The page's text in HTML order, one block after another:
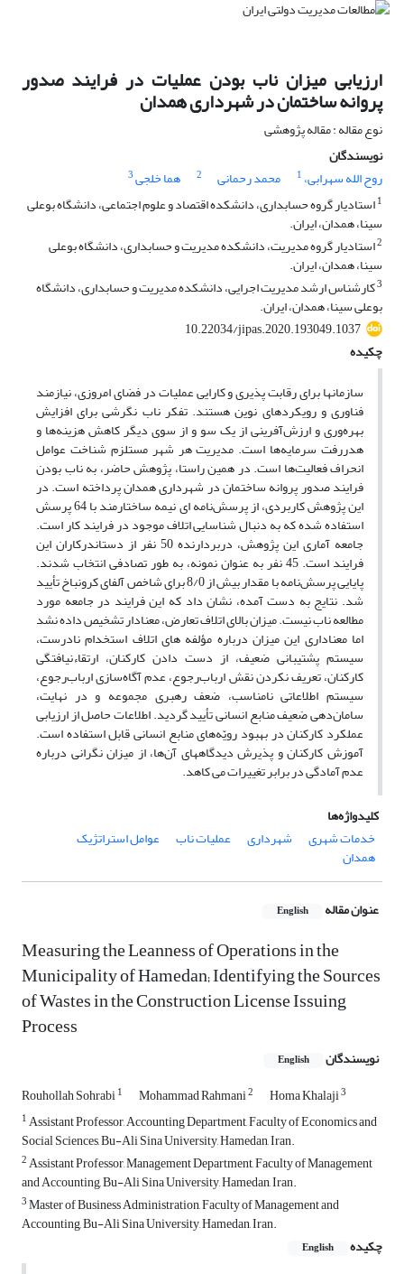
ارزیابی میزان ناب بودن عملیات در فرایند صدور
پروانه ساختمان در شهرداری همدان
نوع مقاله : مقاله پژوهشی
نویسندگان
روح الله سهرابی، 1 محمد رحمانی 2 هما خلجی3
1استادیار گروه حسابداری، دانشکده اقتصاد و علوم اجتماعی، دانشگاه بوعلی
سینا، همدان، ایران.
2استادیار گروه مدیریت، دانشکده مدیریت و حسابداری، دانشگاه بوعلی
سینا، همدان، ایران.
3کارشناس ارشد مدیریت اجرایی، دانشکده مدیریت و حسابداری، دانشگاه
بوعلی سینا، همدان، ایران.
10.22034/jipas.2020.193049.1037
چکیده
سازمان­ها برای رقابت­ پذیری و کارایی عملیات در فضای امروزی، نیازمند
فناوری و رویکردهای نوین هستند. تفکر ناب نگرشی برای افزایش
بهره‌وری و ارزش‌آفرینی از یک سو و از سوی دیگر کاهش هزینه‌ها و
هدررفت سرمایه‌ها است. مدیریت هر شهر مستلزم شناخت عوامل
انحراف فعالیت‌ها است. در همین راستا، پژوهش حاضر، به ناب بودن
فرایند صدور پروانه ساختمان در شهرداری همدان پرداخته است. در
این پژوهش کاربردی، از پرسش‌نامه­ ای نیمه­ ساختارمند با 64 پرسش
استفاده شده که به دنبال شناسایی اتلاف‌ موجود در فرایند کار است.
جامعه آماری این پژوهش، دربردارنده 50 نفر از دست­اندرکاران این
فرایند است. 45 نفر به عنوان نمونه، به طور تصادفی انتخاب شدند.
پایایی پرسش‌نامه با مقدار بیش از 8/0 برای شاخص آلفای کرونباخ تأیید
شد. نتایج به دست آمده، نشان داد که این فرایند در جامعه مورد
مطالعه ناب نیست. میزان بالای اتلاف تعارض، معنادار تشخیص داده نشد
اما معناداری این میزان درباره مؤلفه­ های اتلاف استخدام نادرست،
سیستم پشتیبانی ضعیف، از دست دادن کارکنان، ارتقاء­نیافتگی
کارکنان، تعریف نکردن نقش ارباب‌رجوع، عدم آگاه‌سازی ارباب‌رجوع،
سیستم اطلاعاتی نامناسب، ضعف رهبری مجموعه و در نهایت،
سامان‌دهی ضعیف منابع انسانی تأیید گردید. اطلاعات حاصل از ارزیابی
عملکرد کارکنان در بهبود رویّه‌های منابع انسانی قابل استفاده است.
آموزش کارکنان و پذیرش دیدگاه­های آن‌ها، از میزان نگرانی درباره
عدم آمادگی در برابر تغییرات می­ کاهد.
کلیدواژه‌ها
خدمات شهری
شهرداری عملیات ناب عوامل استراتژیک
همدان
عنوان مقاله English
Measuring the Leanness of Operations in the
Municipality of Hamedan; Identifying the Sources
of Wastes in the Construction License Issuing
Process
نویسندگان English
Rouhollah Sohrabi1 Mohammad Rahmani2 Homa Khalaji3
1Assistant Professor, Accounting Department, Faculty of Economics and
Social Sciences, Bu-Ali Sina University, Hamedan, Iran.
2Assistant Professor, Management Department, Faculty of Management
and Accounting, Bu-Ali Sina University, Hamedan, Iran.
3Master of Business Administration, Faculty of Management and
Accounting, Bu-Ali Sina University, Hamedan, Iran.
چکیده
English